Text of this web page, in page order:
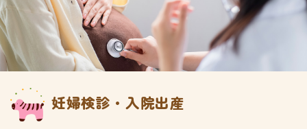
妊婦検診・入院出産